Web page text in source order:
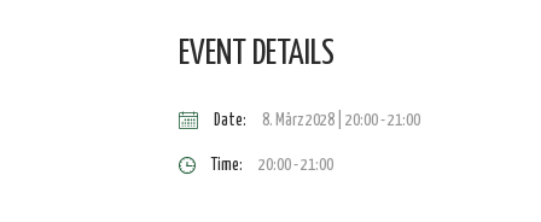
EVENT DETAILS
Date: 8. März 2028 | 20:00-21:00
Time: 20:00 - 21:00